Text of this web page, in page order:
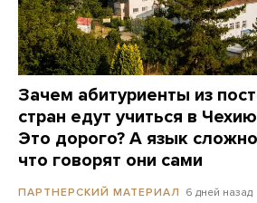
Зачем абитуриенты из
стран едут учиться в
Это дорого? А язык
что говорят они сами
ПАРТНЕРСКИЙ МАТЕРИАЛ 6 дней назад